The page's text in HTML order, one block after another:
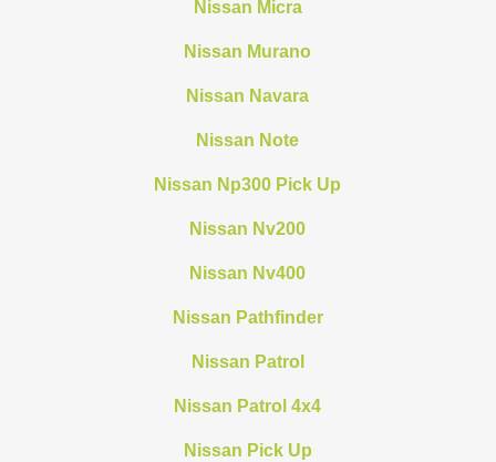
Nissan Micra
Nissan Murano
Nissan Navara
Nissan Note
Nissan Np300 Pick Up
Nissan Nv200
Nissan Nv400
Nissan Pathfinder
Nissan Patrol
Nissan Patrol 4x4
Nissan Pick Up